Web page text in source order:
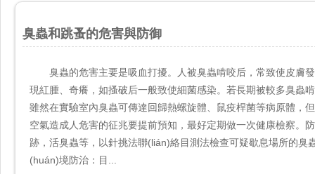
臭蟲和跳蚤的危害與防御
臭蟲的危害主要是吸血打擾。人被臭蟲啃咬后，常致使皮
現紅腫、奇癢，如搔破后一般致使細菌感染。若長期被較
雖然在實驗室內臭蟲可傳達回歸熱螺旋體、鼠疫桿菌等病原體
空氣造成人危害的征兆要提前預知，最好定期做一次健康檢察
跡，活臭蟲等，以針挑法聯(lián)絡目測法檢查可疑歇息場所的臭
(huán)境防治：目...